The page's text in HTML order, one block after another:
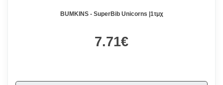
BUMKINS - SuperBib Unicorns |1τμχ
7.71€